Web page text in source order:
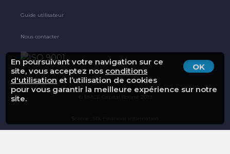
OK
En poursuivant votre navigation sur ce
site, vous acceptez nos conditions
d'utilisation et l’utilisation de cookies
pour vous garantir la meilleure expérience sur notre
site.
Guide utilisateur
Nous contacter